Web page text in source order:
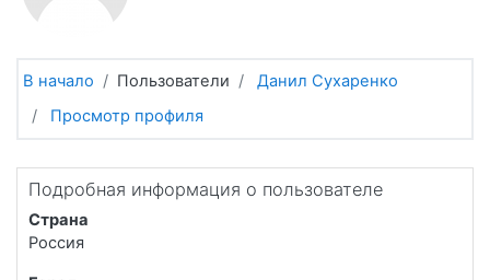
В начало Пользователи
Данил Сухаренко
Просмотр профиля
Подробная информация о пользователе
Страна
Россия